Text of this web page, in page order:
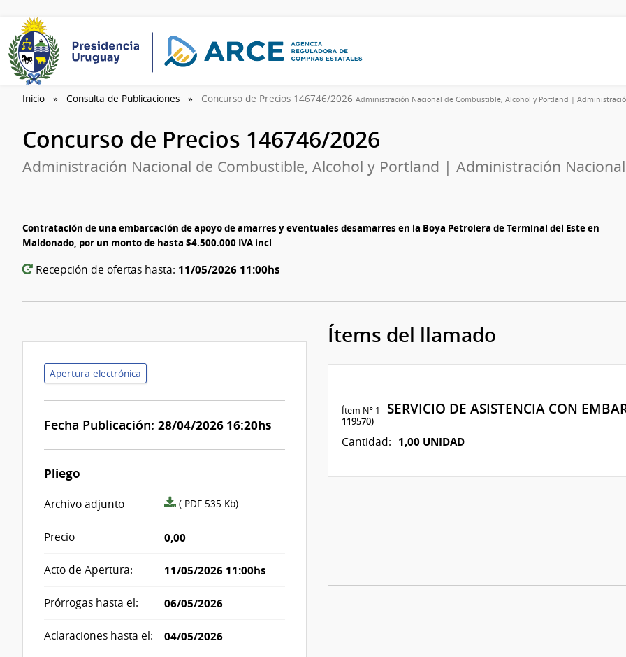
Inicio Consulta de Publicaciones Concurso de Precios 146746/2026 Administración Nacional de Combustible, Alcohol y Portland |
Concurso de Precios 146746/2026
Administración Nacional de Combustible, Alcohol y Portland | Administración
Contratación de una embarcación de apoyo de amarres y eventuales desamarres en la Boya Petrolera de Terminal del Este en
Maldonado, por un monto de hasta $4.500.000 IVA incl
Recepción de ofertas hasta: 11/05/2026 11:00hs
Apertura electrónica
Fecha Publicación: 28/04/2026 16:20hs
Pliego
Archivo adjunto
archivo
(.PDF 535 Kb)
Precio 0,00
Acto de Apertura: 11/05/2026 11:00hs
Prórrogas hasta el: 06/05/2026
Aclaraciones hasta el: 04/05/2026
Ítems del llamado
Ítem Nº 1 SERVICIO DE ASISTENCIA CON
119570)
Cantidad: 1,00 UNIDAD